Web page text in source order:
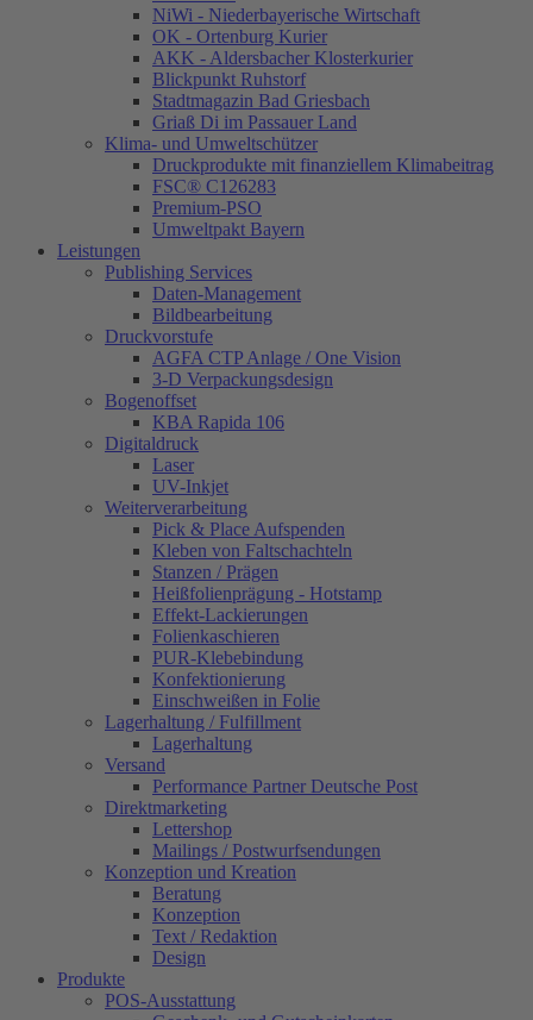
NiWi - Niederbayerische Wirtschaft
OK - Ortenburg Kurier
AKK - Aldersbacher Klosterkurier
Blickpunkt Ruhstorf
Stadtmagazin Bad Griesbach
Griaß Di im Passauer Land
Klima- und Umweltschützer
Druckprodukte mit finanziellem Klimabeitrag
FSC® C126283
Premium-PSO
Umweltpakt Bayern
Leistungen
Publishing Services
Daten-Management
Bildbearbeitung
Druckvorstufe
AGFA CTP Anlage / One Vision
3-D Verpackungsdesign
Bogenoffset
KBA Rapida 106
Digitaldruck
Laser
UV-Inkjet
Weiterverarbeitung
Pick & Place Aufspenden
Kleben von Faltschachteln
Stanzen / Prägen
Heißfolienprägung - Hotstamp
Effekt-Lackierungen
Folienkaschieren
PUR-Klebebindung
Konfektionierung
Einschweißen in Folie
Lagerhaltung / Fulfillment
Lagerhaltung
Versand
Performance Partner Deutsche Post
Direktmarketing
Lettershop
Mailings / Postwurfsendungen
Konzeption und Kreation
Beratung
Konzeption
Text / Redaktion
Design
Produkte
POS-Ausstattung